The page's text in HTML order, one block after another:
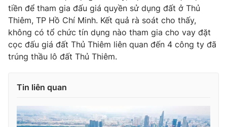
thuận bằng văn bản. Ghi rõ nguồn VTV.vn khi phát hành lại
tiền để tham gia đấu giá quyền sử dụng đất ở Thủ
Thiêm, TP Hồ Chí Minh. Kết quả rà soát cho thấy,
không có tổ chức tín dụng nào tham gia cho vay đặt
cọc đấu giá đất Thủ Thiêm liên quan đến 4 công ty đã
trúng thầu lô đất Thủ Thiêm.
Tin liên quan